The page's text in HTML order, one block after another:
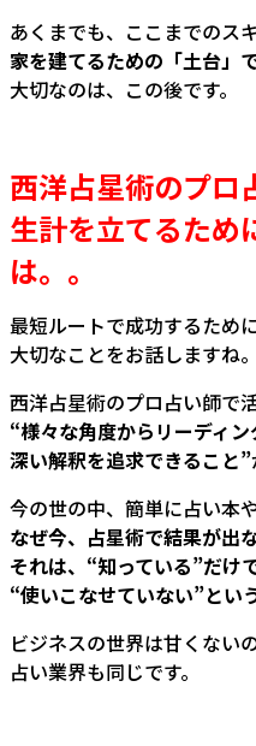
あくまでも、ここまでのス
家を建てるための「土台」
大切なのは、この後です。
西洋占星術のプロ
生計を立てるため
は。。
最短ルートで成功するため
大切なことをお話しますね。
西洋占星術のプロ占い師で
“様々な角度からリーディン
深い解釈を追求できること”
今の世の中、簡単に占い本
なぜ今、占星術で結果が出
それは、“知っている”だけで
“使いこなせていない”とい
ビジネスの世界は甘くないの
占い業界も同じです。